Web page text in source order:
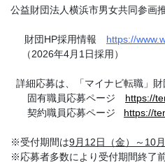
公益財団法人横浜市男女共同参画
     財団HP採用情報
https://
詳細応募は、「マイナビ転職」
      固有職員応募ページ
https://
      契約職員応募ページ
https://
※受付期間は9月 12日（金）～ 10月
※応募者多数により受付期間終了